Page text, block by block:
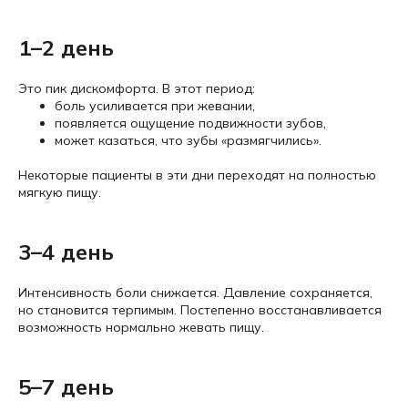
1–2 день
Это пик дискомфорта. В этот период:
боль усиливается при жевании,
появляется ощущение подвижности зубов,
может казаться, что зубы «размягчились».
Некоторые пациенты в эти дни переходят на полностью
мягкую пищу.
3–4 день
Интенсивность боли снижается. Давление сохраняется,
но становится терпимым. Постепенно восстанавливается
возможность нормально жевать пищу.
5–7 день